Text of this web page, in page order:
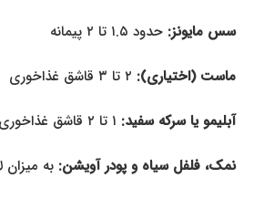
سس مایونز:حدود ۱.۵ تا ۲ پیمانه
ماست (اختیاری):۲ تا ۳ قاشق غذاخوری
آبلیمو یا سرکه سفید:۱ تا ۲ قاشق غذاخوری
نمک، فلفل سیاه و پودر آویشن:به میزان لازم